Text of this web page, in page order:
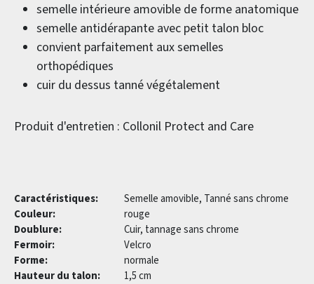
semelle intérieure amovible de forme anatomique
semelle antidérapante avec petit talon bloc
convient parfaitement aux semelles
orthopédiques
cuir du dessus tanné végétalement
Produit d'entretien : Collonil Protect and Care
Caractéristiques:
Semelle amovible, Tanné sans chrome
Couleur:
rouge
Doublure:
Cuir, tannage sans chrome
Fermoir:
Velcro
Forme:
normale
Hauteur du talon:
1,5 cm